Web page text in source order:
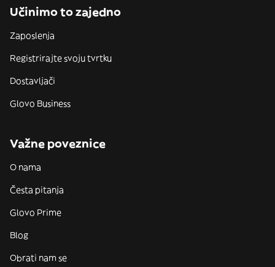
Učinimo to zajedno
Zaposlenja
Registrirajte svoju tvrtku
Dostavljači
Glovo Business
Važne poveznice
O nama
Česta pitanja
Glovo Prime
Blog
Obrati nam se